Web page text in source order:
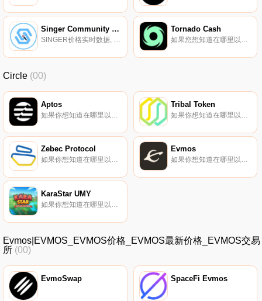
Singer Community Coin
SINGER价格实时数据, Singer Community Coin是一个由艺术家、音乐家和音乐爱好者组成的团体,旨在为音乐行业的创意人士提供力量。Singer Community Coin去中心化平台创建了一个音乐所有权数据库,并自动支付版税.
Tornado Cash
如果您想知道在哪里以当前价格购买Tornado Cash,目前交易｛TORNnname｝股票的顶级加密货币交易所是Binance、CoinW、Bitrue、BingX和Gate.io。您可以在我们的加密货币交易所页面上找到其他交易所.
Circle (00)
Aptos Tribal Token
Zebec Protocol
如果你想知道在哪里以当前价格购买Zebec Protocol,目前交易{Zebec Protocol]股票的顶级加密货币交易所是OKX、ByZBCt、Bitget、Hotcoin Global和BingX。您可以在我们的加密货币交易所页面上找到其他列表.
Evmos
如果你想知道在哪里以当前价格购买Evmos,目前交易{Evmos]股票的顶级加密货币交易所是Bitget、DigiFinex、BingX、XT.COM和HuoEVMOS。您可以在我们的加密货币交易所页面上找到其他列表。Evmos是一种区块链间通信协议,又称IBC；区块链的IP层.
KaraStar UMY
如果你想知道在哪里以当前价格购买KaraStar UMY,目前交易{KaraStar UMY]股票的顶级加密货币交易所是PancakeSwap（V2）。您可以在我们的加密货币交易所页面上找到其他列表.
Evmos|EVMOS_EVMOS价格_EVMOS最新价格_EVMOS交易
所 (00)
EvmoSwap SpaceFi Evmos